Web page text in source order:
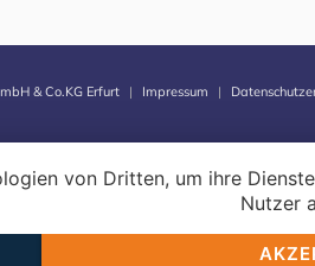
& Co.KG Erfurt | Impressum |
von Dritten, um ihre
Nutzer